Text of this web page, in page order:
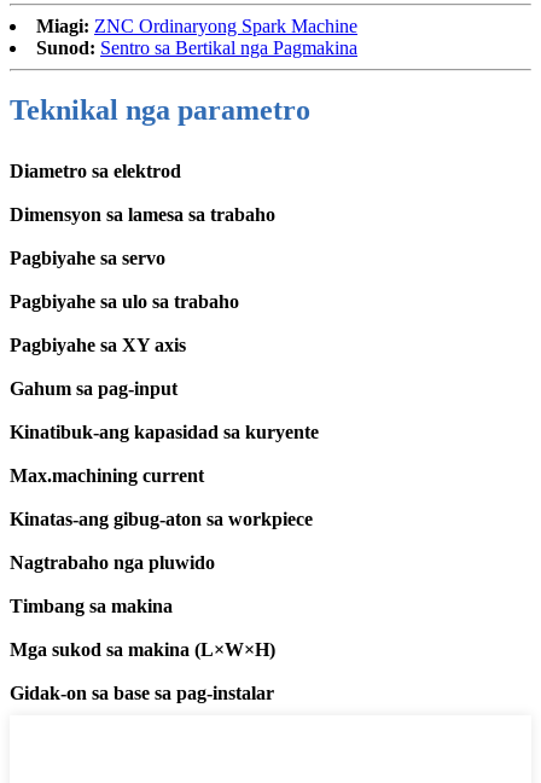
Miagi: ZNC Ordinaryong Spark Machine
Sunod: Sentro sa Bertikal nga Pagmakina
Teknikal nga parametro
Diametro sa elektrod
Dimensyon sa lamesa sa trabaho
Pagbiyahe sa servo
Pagbiyahe sa ulo sa trabaho
Pagbiyahe sa XY axis
Gahum sa pag-input
Kinatibuk-ang kapasidad sa kuryente
Max.machining current
Kinatas-ang gibug-aton sa workpiece
Nagtrabaho nga pluwido
Timbang sa makina
Mga sukod sa makina (L×W×H)
Gidak-on sa base sa pag-instalar